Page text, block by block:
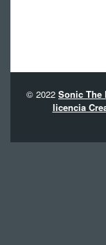
© 2022 Sonic The
licencia